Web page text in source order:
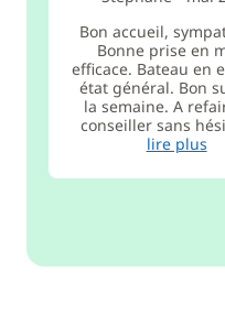
Bon accueil,
Bonne prise en
efficace. Bateau en
état général. Bon
la semaine. A
conseiller sans
lire plus